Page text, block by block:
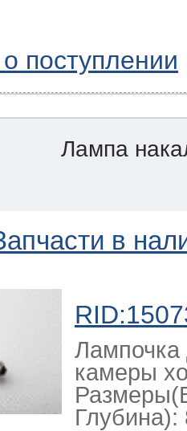
поступлении
Лампа
в
Лампочка
камеры
Глубина):